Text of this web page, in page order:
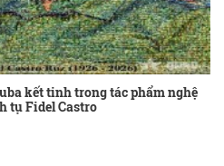
kết tinh trong tác phẩm nghệ
tụ Fidel Castro